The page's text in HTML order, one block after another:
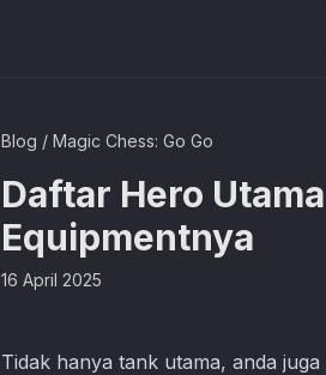
Blog / Magic Chess: Go Go
Daftar Hero
Equipmentnya
16 April 2025
Tidak hanya tank utama, anda